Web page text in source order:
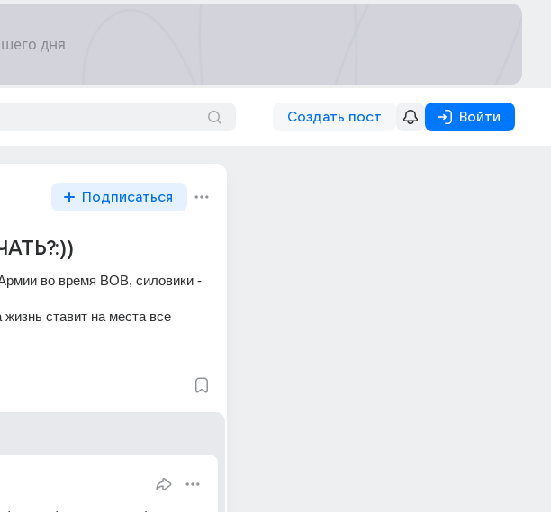
Создать пост Войти
Подписаться
во время ВОВ, силовики -
ставит на места все